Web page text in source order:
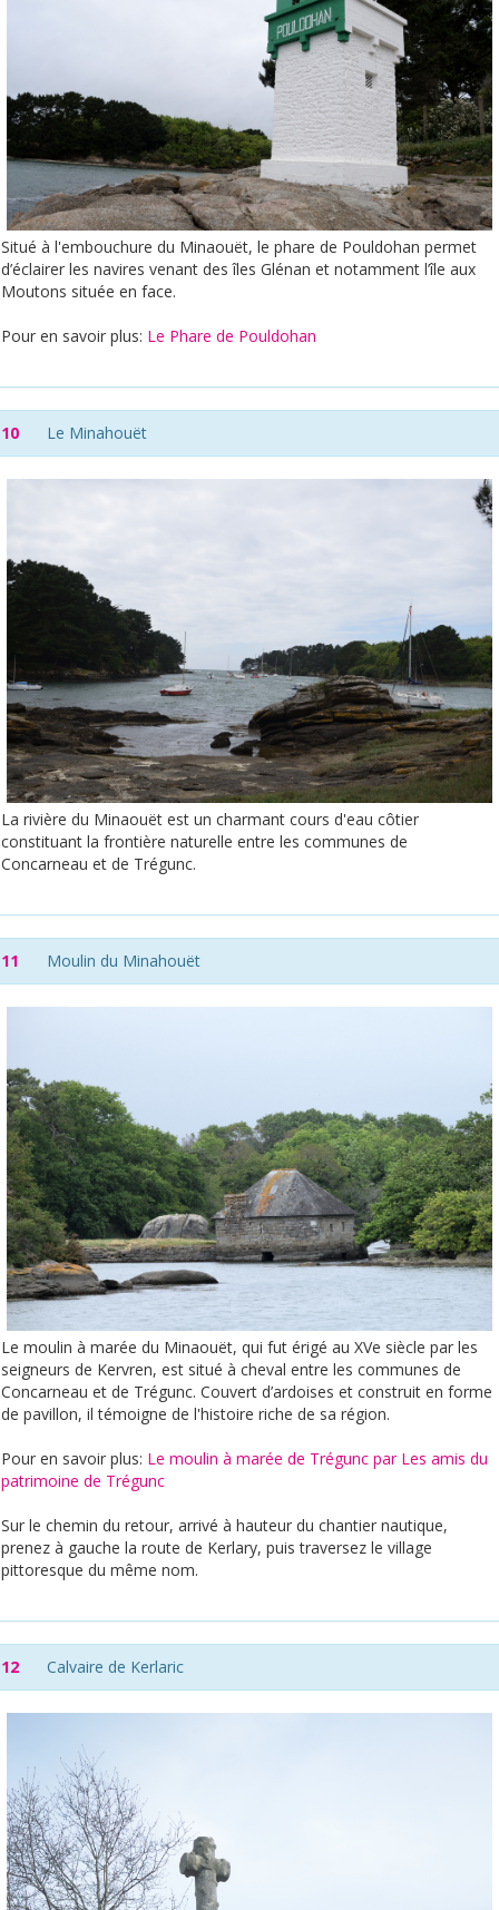
Situé à l'embouchure du Minaouët, le phare de Pouldohan permet
d’éclairer les navires venant des îles Glénan et notamment l’île aux
Moutons située en face.
Pour en savoir plus: Le Phare de Pouldohan
10 Le Minahouët
La rivière du Minaouët est un charmant cours d'eau côtier
constituant la frontière naturelle entre les communes de
Concarneau et de Trégunc.
11 Moulin du Minahouët
Le moulin à marée du Minaouët, qui fut érigé au XVe siècle par les
seigneurs de Kervren, est situé à cheval entre les communes de
Concarneau et de Trégunc. Couvert d’ardoises et construit en forme
de pavillon, il témoigne de l'histoire riche de sa région.
Pour en savoir plus: Le moulin à marée de Trégunc par Les amis du
patrimoine de Trégunc
Sur le chemin du retour, arrivé à hauteur du chantier nautique,
prenez à gauche la route de Kerlary, puis traversez le village
pittoresque du même nom.
12 Calvaire de Kerlaric